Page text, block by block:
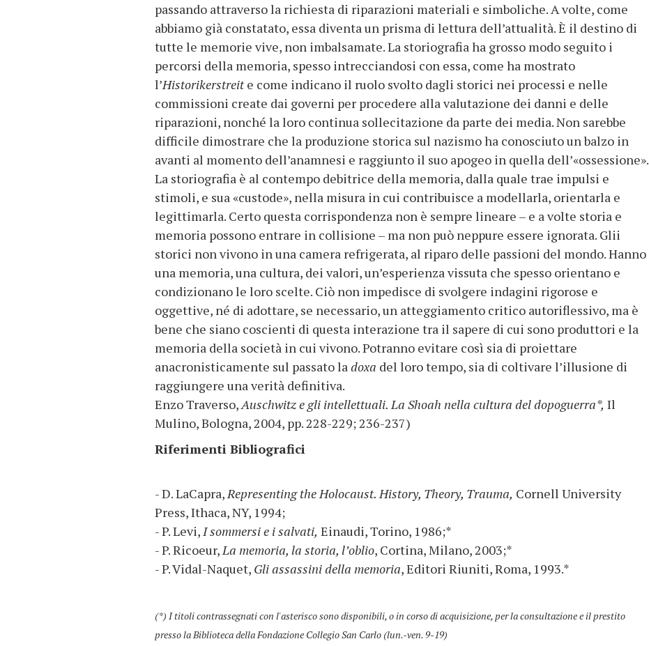
passando attraverso la richiesta di riparazioni materiali e simboliche. A volte, come
abbiamo già constatato, essa diventa un prisma di lettura dell’attualità. È il destino di
tutte le memorie vive, non imbalsamate. La storiografia ha grosso modo seguito i
percorsi della memoria, spesso intrecciandosi con essa, come ha mostrato
l’Historikerstreite come indicano il ruolo svolto dagli storici nei processi e nelle
commissioni create dai governi per procedere alla valutazione dei danni e delle
riparazioni, nonché la loro continua sollecitazione da parte dei media. Non sarebbe
difficile dimostrare che la produzione storica sul nazismo ha conosciuto un balzo in
avanti al momento dell’anamnesi e raggiunto il suo apogeo in quella dell’«ossessione».
La storiografia è al contempo debitrice della memoria, dalla quale trae impulsi e
stimoli, e sua «custode», nella misura in cui contribuisce a modellarla, orientarla e
legittimarla. Certo questa corrispondenza non è sempre lineare – e a volte storia e
memoria possono entrare in collisione – ma non può neppure essere ignorata. Glii
storici non vivono in una camera refrigerata, al riparo delle passioni del mondo. Hanno
una memoria, una cultura, dei valori, un’esperienza vissuta che spesso orientano e
condizionano le loro scelte. Ciò non impedisce di svolgere indagini rigorose e
oggettive, né di adottare, se necessario, un atteggiamento critico autoriflessivo, ma è
bene che siano coscienti di questa interazione tra il sapere di cui sono produttori e la
memoria della società in cui vivono. Potranno evitare così sia di proiettare
anacronisticamente sul passato ladoxa del loro tempo, sia di coltivare l’illusione di
raggiungere una verità definitiva.
Enzo Traverso,Auschwitz e gli intellettuali. La Shoah nella cultura del dopoguerra*, Il
Mulino, Bologna, 2004, pp. 228-229; 236-237)
Riferimenti Bibliografici
- D. LaCapra,Representing the Holocaust. History, Theory, Trauma, Cornell University
Press, Ithaca, NY, 1994;
- P. Levi,I sommersi e i salvati, Einaudi, Torino, 1986;*
- P. Ricoeur,La memoria, la storia, l’oblio, Cortina, Milano, 2003;*
- P. Vidal-Naquet, Gli assassini della memoria, Editori Riuniti, Roma, 1993.*
(*) I titoli contrassegnati con l'asterisco sono disponibili, o in corso di acquisizione, per la consultazione e il prestito
presso la Biblioteca della Fondazione Collegio San Carlo (lun.-ven. 9-19)